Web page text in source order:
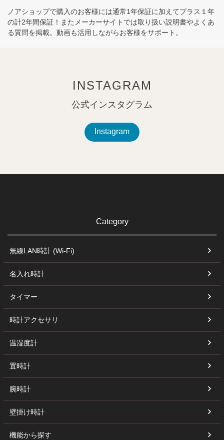
ノアショップで購入のお客様には通常1年保証に加えてプラス１年
の計2年間保証！またメーカーサイトでは取り扱い説明書やよくあ
る質問を掲載。動画も活用しながらお客様をサポート。
INSTAGRAM
公式インスタグラム
Instagram
Category
無線LAN時計 (Wi-Fi)
名入れ時計
タイマー
時計アクセサリ
温湿度計
置時計
腕時計
壁掛け時計
機能から探す